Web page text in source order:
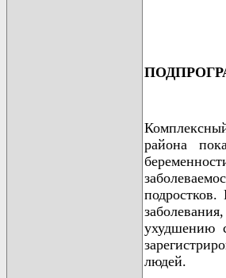
района
ухудшению
людей.